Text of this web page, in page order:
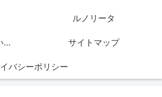
ルノリータ
私をセンターにすると誓いますか？ サイトマップ
バシーポリシー